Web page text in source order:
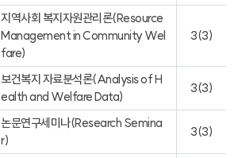
지역사회 복지자원관리론(Resource
Management in Community Wel
fare)
3(3)
보건복지 자료분석론(Analysis of H
ealth and Welfare Data)
3(3)
논문연구세미나(Research Semina
r)
3(3)